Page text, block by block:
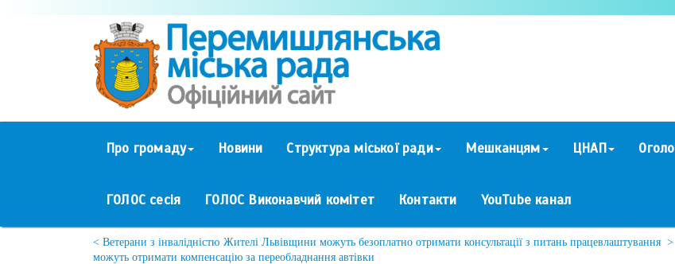
Про громаду Новини Структура міської ради Мешканцям ЦНАП
ГОЛОС сесія ГОЛОС Виконавчий комітет Контакти YouTube канал
Жителі Львівщини можуть безоплатно отримати консультації з питань працевлаштування >
< Ветерани з інвалідністю
можуть отримати компенсацію за переобладнання автівки